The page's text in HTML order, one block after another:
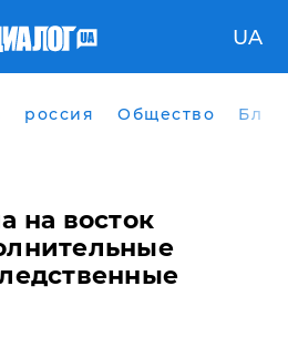
UA
россия Общество
на восток